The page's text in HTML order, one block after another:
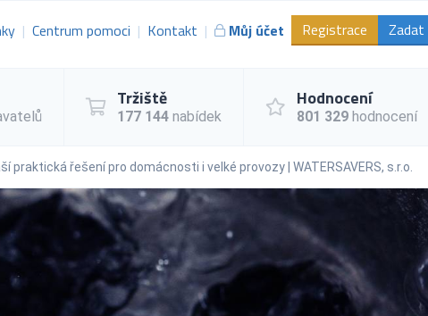
Centrum pomoci Kontakt Můj účet Registrace Zadat
Tržiště
177 144 nabídek
Hodnocení
801 329 hodnocení
praktická řešení pro domácnosti i velké provozy | WATERSAVERS, s.r.o.